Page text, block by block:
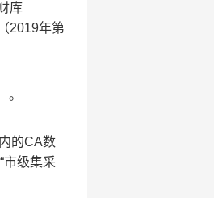
库
2019年第
。
的CA数
“市级集采